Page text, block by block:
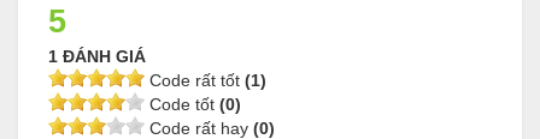
5
1 ĐÁNH GIÁ
Code rất tốt (1)
Code tốt (0)
Code rất hay (0)